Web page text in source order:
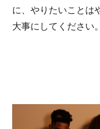
に、やりたいことは
大事にしてください。